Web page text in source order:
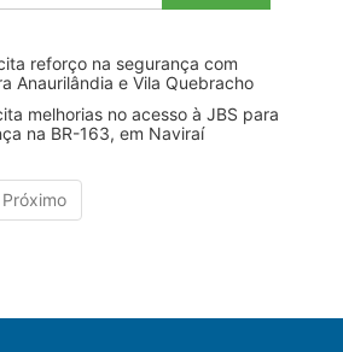
reforço na segurança com
Anaurilândia e Vila Quebracho
melhorias no acesso à JBS para
na BR-163, em Naviraí
Próximo